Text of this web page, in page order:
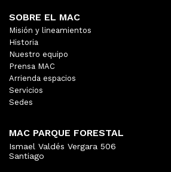
SOBRE EL MAC
Misión y lineamientos
Historia
Nuestro equipo
Prensa MAC
Arrienda espacios
Servicios
Sedes
MAC PARQUE FORESTAL
Ismael Valdés Vergara 506
Santiago